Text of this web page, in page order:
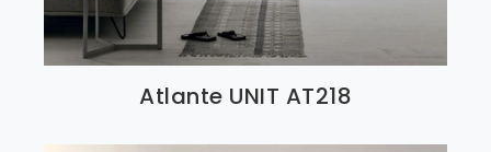
Atlante UNIT AT218